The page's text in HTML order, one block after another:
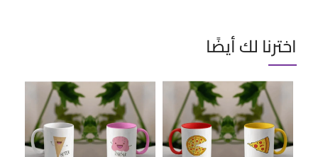
اخترنا لك أيضًا